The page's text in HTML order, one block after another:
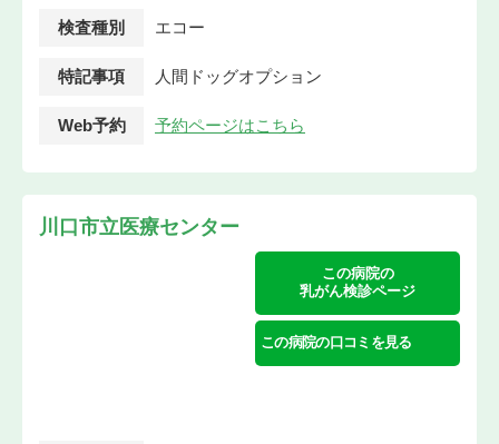
検査種別 エコー
特記事項 人間ドッグオプション
Web予約 予約ページはこちら
川口市立医療センター
この病院の
乳がん検診ページ
この病院の口コミを見る